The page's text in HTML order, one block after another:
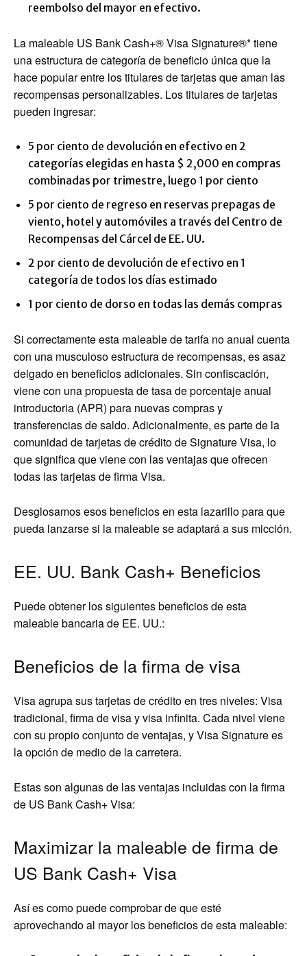
reembolso del mayor en efectivo.
La maleable US Bank Cash+® Visa Signature®* tiene
una estructura de categoría de beneficio única que la
hace popular entre los titulares de tarjetas que aman las
recompensas personalizables. Los titulares de tarjetas
pueden ingresar:
5 por ciento de devolución en efectivo en 2
categorías elegidas en hasta $ 2,000 en compras
combinadas por trimestre, luego 1 por ciento
5 por ciento de regreso en reservas prepagas de
viento, hotel y automóviles a través del Centro de
Recompensas del Cárcel de EE. UU.
2 por ciento de devolución de efectivo en 1
categoría de todos los días estimado
1 por ciento de dorso en todas las demás compras
Si correctamente esta maleable de tarifa no anual cuenta
con una musculoso estructura de recompensas, es asaz
delgado en beneficios adicionales. Sin confiscación,
viene con una propuesta de tasa de porcentaje anual
introductoria (APR) para nuevas compras y
transferencias de saldo. Adicionalmente, es parte de la
comunidad de tarjetas de crédito de Signature Visa, lo
que significa que viene con las ventajas que ofrecen
todas las tarjetas de firma Visa.
Desglosamos esos beneficios en esta lazarillo para que
pueda lanzarse si la maleable se adaptará a sus micción.
EE. UU. Bank Cash+ Beneficios
Puede obtener los siguientes beneficios de esta
maleable bancaria de EE. UU.:
Beneficios de la firma de visa
Visa agrupa sus tarjetas de crédito en tres niveles: Visa
tradicional, firma de visa y visa infinita. Cada nivel viene
con su propio conjunto de ventajas, y Visa Signature es
la opción de medio de la carretera.
Estas son algunas de las ventajas incluidas con la firma
de US Bank Cash+ Visa:
Maximizar la maleable de firma de
US Bank Cash+ Visa
Así es como puede comprobar de que esté
aprovechando al mayor los beneficios de esta maleable: